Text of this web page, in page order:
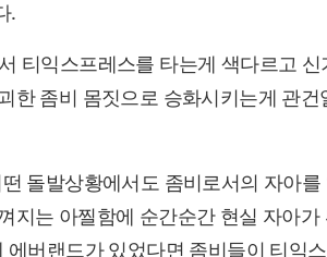
.
티익스프레스를 타는게 색다르고
한 좀비 몸짓으로 승화시키는게 관건
돌발상황에서도 좀비로서의 자아
지는 아찔함에 순간순간 현실 자아
에버랜드가 있었다면 좀비들이 티익